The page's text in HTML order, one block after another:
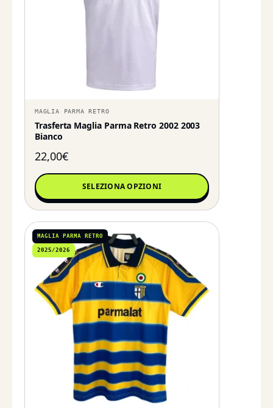
MAGLIA PARMA RETRO
Trasferta Maglia Parma Retro 2002 2003
Bianco
22,00€
SELEZIONA OPZIONI
MAGLIA PARMA RETRO
2025/2026